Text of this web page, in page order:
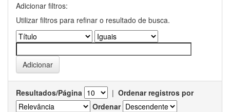
Adicionar filtros:
Utilizar filtros para refinar o resultado de busca.
Resultados/Página | Ordenar registros por
Ordenar